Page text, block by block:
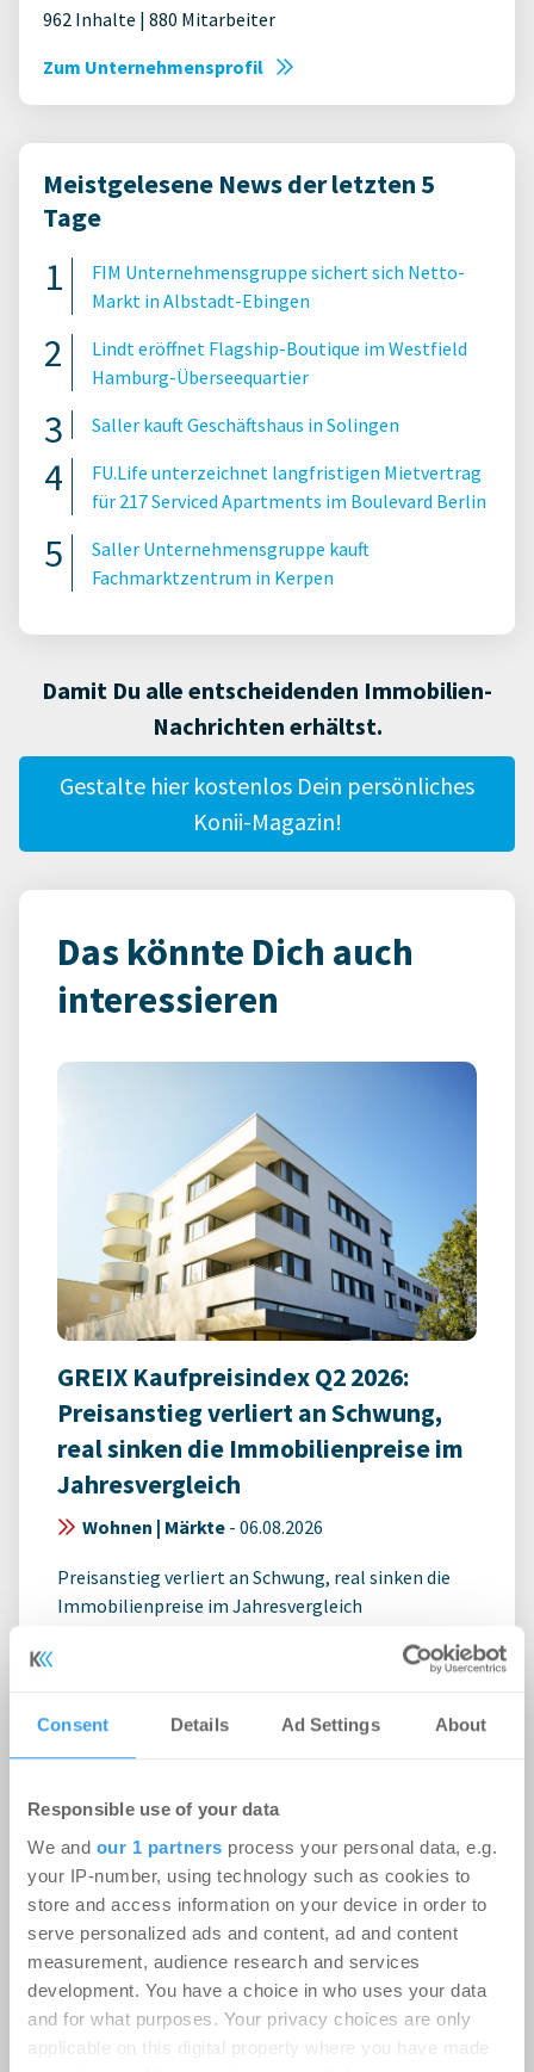
Consent Details Ad Settings About
Responsible use of your data
We and our 1 partners process your personal data, e.g.
your IP-number, using technology such as cookies to
store and access information on your device in order to
serve personalized ads and content, ad and content
measurement, audience research and services
development. You have a choice in who uses your data
and for what purposes. Your privacy choices are only
applicable on this digital property where you have made
962 Inhalte | 880 Mitarbeiter
Zum Unternehmensprofil
Meistgelesene News der letzten 5
Tage
FIM Unternehmensgruppe sichert sich Netto-
Markt in Albstadt-Ebingen
Lindt eröffnet Flagship-Boutique im Westfield
Hamburg-Überseequartier
Saller kauft Geschäftshaus in Solingen
FU.Life unterzeichnet langfristigen Mietvertrag
für 217 Serviced Apartments im Boulevard Berlin
Saller Unternehmensgruppe kauft
Fachmarktzentrum in Kerpen
Damit Du alle entscheidenden Immobilien-
Nachrichten erhältst.
Gestalte hier kostenlos Dein persönliches
Konii-Magazin!
Das könnte Dich auch
interessieren
GREIX Kaufpreisindex Q2 2026:
Preisanstieg verliert an Schwung,
real sinken die Immobilienpreise im
Jahresvergleich
Wohnen | Märkte - 06.08.2026
Preisanstieg verliert an Schwung, real sinken die
Immobilienpreise im Jahresvergleich
Ginkgo gründet Joint Venture mit
ALP.X zur Entwicklung des